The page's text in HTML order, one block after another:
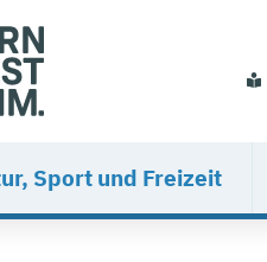
Sport und Freizeit